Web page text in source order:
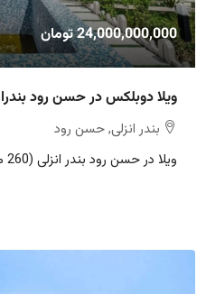
24,000,000,000 تومان
ویلا دوبلکس در حسن رود بندرانزلی
بندر انزلی, حسن رود
ویلا در حسن رود بندر انزلی (260 متر ) حسن رود بندر...